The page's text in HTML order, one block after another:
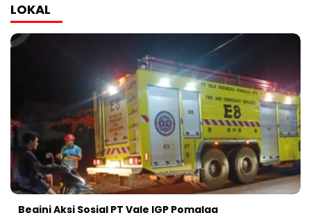
LOKAL
Begini Aksi Sosial PT Vale IGP Pomalaa